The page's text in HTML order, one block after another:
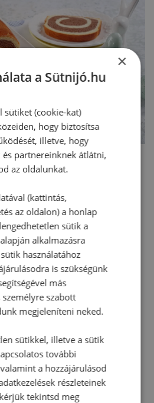
érkezett hozzászólás.
jelentkezz be!
×
a Sütnijó.hu
sütiket (cookie-kat)
hogy biztosítsa
illetve, hogy
és partnereinknek átlátni,
az oldalunkat.
(kattintás,
az oldalon) a honlap
sütik a
alkalmazásra
használatához
is szükségünk
más
szabott
megjeleníteni neked.
sütikkel, illetve a sütik
további
a hozzájárulásod
részleteinek
tekintsd meg